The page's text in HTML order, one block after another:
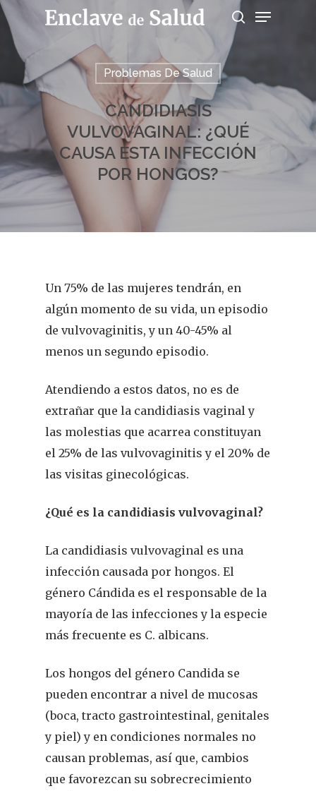
Presiona enter para buscar o ESC para
Problemas De Salud
CANDIDIASIS
VULVOVAGINAL: ¿QUÉ
CAUSA ESTA INFECCIÓN
POR HONGOS?
Un 75% de las mujeres tendrán, en
algún momento de su vida, un episodio
de vulvovaginitis, y un 40-45% al
menos un segundo episodio.
Atendiendo a estos datos, no es de
extrañar que la candidiasis vaginal y
las molestias que acarrea constituyan
el 25% de las vulvovaginitis y el 20% de
las visitas ginecológicas.
¿Qué es la candidiasis vulvovaginal?
La candidiasis vulvovaginal es una
infección causada por hongos. El
género Cándida es el responsable de la
mayoría de las infecciones y la especie
más frecuente es C. albicans.
Los hongos del género Candida se
pueden encontrar a nivel de mucosas
(boca, tracto gastrointestinal, genitales
y piel) y en condiciones normales no
causan problemas, así que, cambios
que favorezcan su sobrecrecimiento